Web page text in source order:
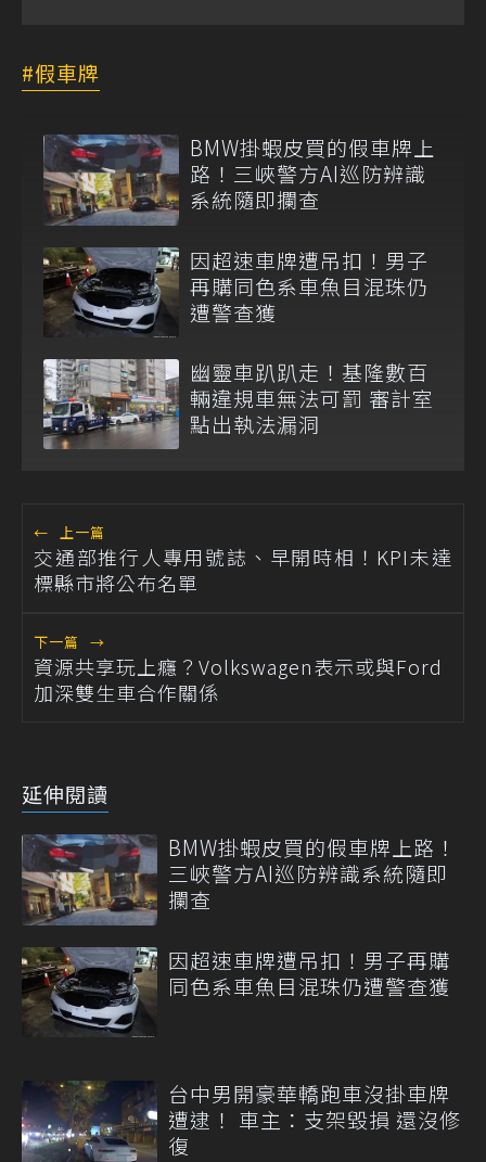
假車牌
BMW掛蝦皮買的假車牌上
路！三峽警方AI巡防辨識
系統隨即攔查
因超速車牌遭吊扣！男子
再購同色系車魚目混珠仍
遭警查獲
幽靈車趴趴走！基隆數百
輛違規車無法可罰 審計室
點出執法漏洞
← 上一篇
交通部推行人專用號誌、早開時相！KPI未達
標縣市將公布名單
下一篇 →
資源共享玩上癮？Volkswagen表示或與Ford
加深雙生車合作關係
延伸閱讀
BMW掛蝦皮買的假車牌上路！
三峽警方AI巡防辨識系統隨即
攔查
因超速車牌遭吊扣！男子再購
同色系車魚目混珠仍遭警查獲
台中男開豪華轎跑車沒掛車牌
遭逮！ 車主：支架毀損 還沒修
復